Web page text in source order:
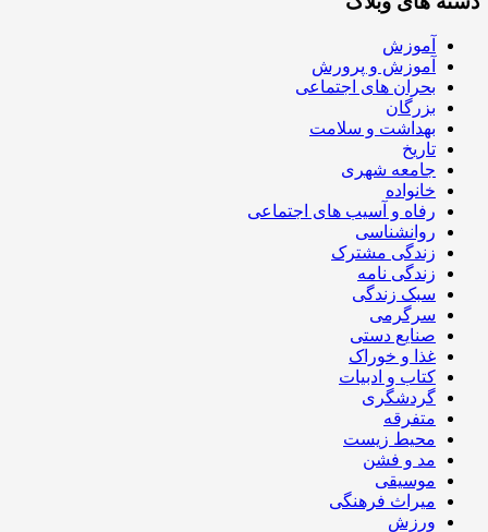
آموزش
آموزش و پرورش
بحران های اجتماعی
بزرگان
بهداشت و سلامت
تاریخ
جامعه شهری
خانواده
رفاه و آسیب های اجتماعی
روانشناسی
زندگی مشترک
زندگی نامه
سبک زندگی
سرگرمی
صنایع دستی
غذا و خوراک
کتاب و ادبیات
گردشگری
متفرقه
محیط زیست
مد و فشن
موسیقی
میراث فرهنگی
ورزش